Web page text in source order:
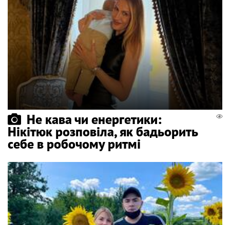
Не кава чи енергетики:
Нікітюк розповіла, як бадьорить
себе в робочому ритмі